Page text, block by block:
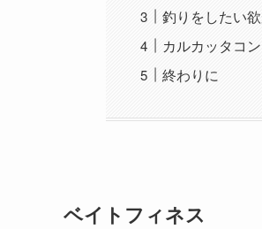
釣りをしたい
カルカッタコ
終わりに
ベイトフィネス